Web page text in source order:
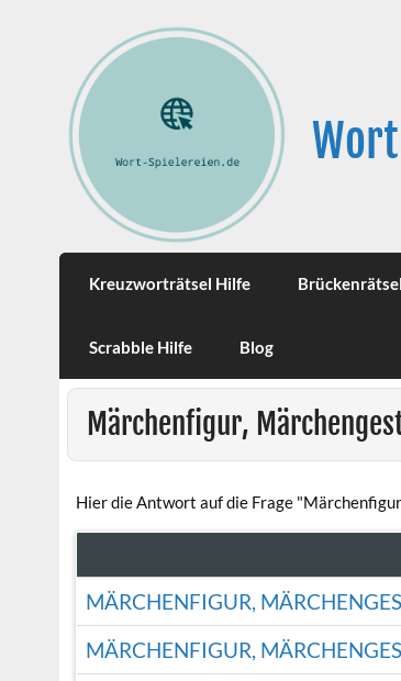
Kreuzworträtsel Hilfe
Scrabble Hilfe Blog
Märchenfigur,
Hier die Antwort auf die Frage
MÄRCHENFIGUR,
MÄRCHENFIGUR,